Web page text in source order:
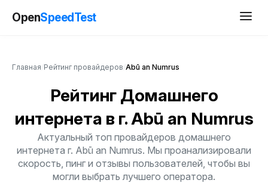
OpenSpeedTest
Главная Рейтинг провайдеров Abū an Numrus
Рейтинг Домашнего
интернета в г. Abū an Numrus
Актуальный топ провайдеров домашнего
интернета г. Abū an Numrus. Мы проанализировали
скорость, пинг и отзывы пользователей, чтобы вы
могли выбрать лучшего оператора.